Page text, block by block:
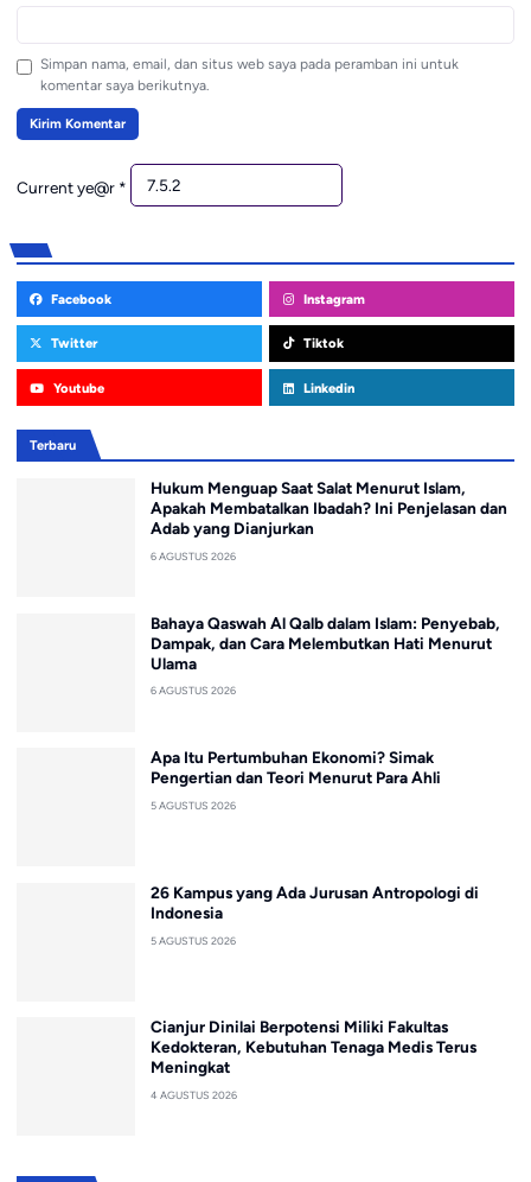
Simpan nama, email, dan situs web saya pada peramban ini untuk
komentar saya berikutnya.
Current ye@r *
Facebook Instagram
Twitter Tiktok
Youtube Linkedin
Terbaru
Hukum Menguap Saat Salat Menurut Islam,
Apakah Membatalkan Ibadah? Ini Penjelasan dan
Adab yang Dianjurkan
6 AGUSTUS 2026
Bahaya Qaswah Al Qalb dalam Islam: Penyebab,
Dampak, dan Cara Melembutkan Hati Menurut
Ulama
6 AGUSTUS 2026
Apa Itu Pertumbuhan Ekonomi? Simak
Pengertian dan Teori Menurut Para Ahli
5 AGUSTUS 2026
26 Kampus yang Ada Jurusan Antropologi di
Indonesia
5 AGUSTUS 2026
Cianjur Dinilai Berpotensi Miliki Fakultas
Kedokteran, Kebutuhan Tenaga Medis Terus
Meningkat
4 AGUSTUS 2026